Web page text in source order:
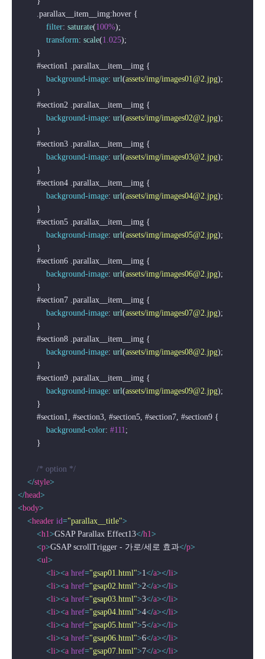
.parallax__item__img:hover {
filter: saturate(100%);
transform: scale(1.025);
        }
#section1 .parallax__item__img {
background-image: url(assets/img/images01@2.jpg);
        }
#section2 .parallax__item__img {
background-image: url(assets/img/images02@2.jpg);
        }
#section3 .parallax__item__img {
background-image: url(assets/img/images03@2.jpg);
        }
#section4 .parallax__item__img {
background-image: url(assets/img/images04@2.jpg);
        }
#section5 .parallax__item__img {
background-image: url(assets/img/images05@2.jpg);
        }
#section6 .parallax__item__img {
background-image: url(assets/img/images06@2.jpg);
        }
#section7 .parallax__item__img {
background-image: url(assets/img/images07@2.jpg);
        }
#section8 .parallax__item__img {
background-image: url(assets/img/images08@2.jpg);
        }
#section9 .parallax__item__img {
background-image: url(assets/img/images09@2.jpg);
        }
#section1, #section3, #section5, #section7, #section9 {
background-color: #111;
        }
/* option */
</style>
</head>
<body>
<header id="parallax__title">
<h1>GSAP Parallax Effect13</h1>
<p>GSAP scrollTrigger - 가로/세로 효과</p>
<ul>
<li><a href="gsap01.html">1</a></li>
<li><a href="gsap02.html">2</a></li>
<li><a href="gsap03.html">3</a></li>
<li><a href="gsap04.html">4</a></li>
<li><a href="gsap05.html">5</a></li>
<li><a href="gsap06.html">6</a></li>
<li><a href="gsap07.html">7</a></li>